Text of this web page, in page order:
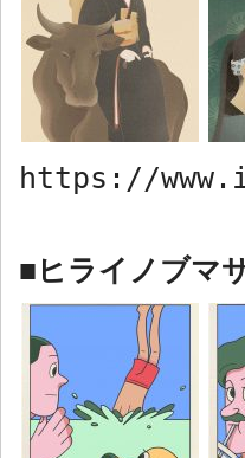
https://
■ ヒライノブマ